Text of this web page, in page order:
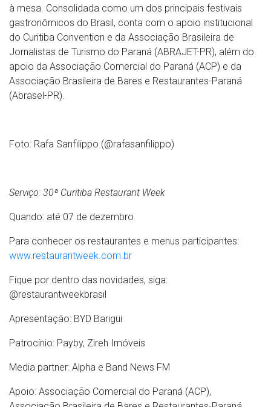
à mesa. Consolidada como um dos principais festivais
gastronômicos do Brasil, conta com o apoio institucional
do Curitiba Convention e da Associação Brasileira de
Jornalistas de Turismo do Paraná (ABRAJET-PR), além do
apoio da Associação Comercial do Paraná (ACP) e da
Associação Brasileira de Bares e Restaurantes-Paraná
(Abrasel-PR).
Foto: Rafa Sanfilippo (@rafasanfilippo)
Serviço: 30ª Curitiba Restaurant Week
Quando: até 07 de dezembro
Para conhecer os restaurantes e menus participantes:
www.restaurantweek.com.br
Fique por dentro das novidades, siga:
@restaurantweekbrasil
Apresentação: BYD Barigüi
Patrocínio: Payby, Zireh Imóveis
Media partner: Alpha e Band News FM
Apoio: Associação Comercial do Paraná (ACP),